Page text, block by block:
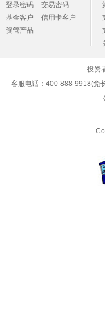
登录密码
交易密码
基金客户
信用卡客户
资管产品
投资
客服电话：400-888-9918(免